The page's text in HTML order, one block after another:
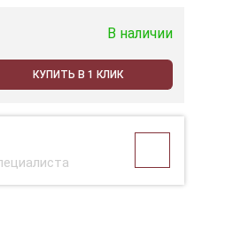
В наличии
КУПИТЬ В 1 КЛИК